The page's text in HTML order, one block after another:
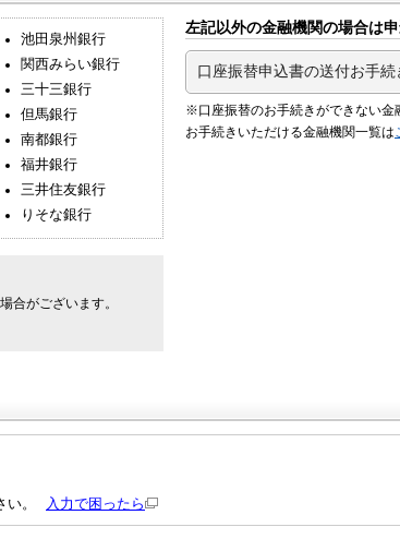
池田泉州銀行
関西みらい銀行
三十三銀行
但馬銀行
南都銀行
福井銀行
三井住友銀行
りそな銀行
合がございます。
左記以外の金融機関の場合は
口座振替申込書の送付お手続
※口座振替のお手続きができない金
お手続きいただける金融機関一覧は
い。
入力で困ったら